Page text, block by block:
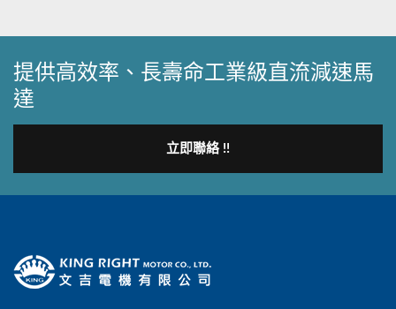
提供高效率、長壽命工業級直流減速馬
達
立即聯絡 !!